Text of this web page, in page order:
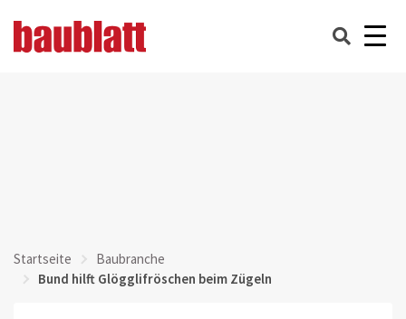
Startseite
Baubranche
Bund hilft Glögglifröschen beim Zügeln